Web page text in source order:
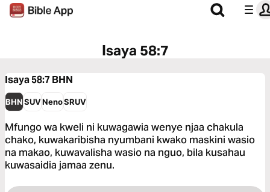
Isaya 58:7
Isaya 58:7 BHN
BHNSUVNenoSRUV
Mfungo wa kweli ni kuwagawia wenye njaa chakula
chako, kuwakaribisha nyumbani kwako maskini wasio
na makao, kuwavalisha wasio na nguo, bila kusahau
kuwasaidia jamaa zenu.